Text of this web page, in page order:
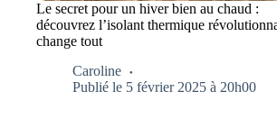
Le secret pour un hiver bien au chaud :
découvrez l’isolant thermique
change tout
Caroline
Publié le 5 février 2025 à 20h00